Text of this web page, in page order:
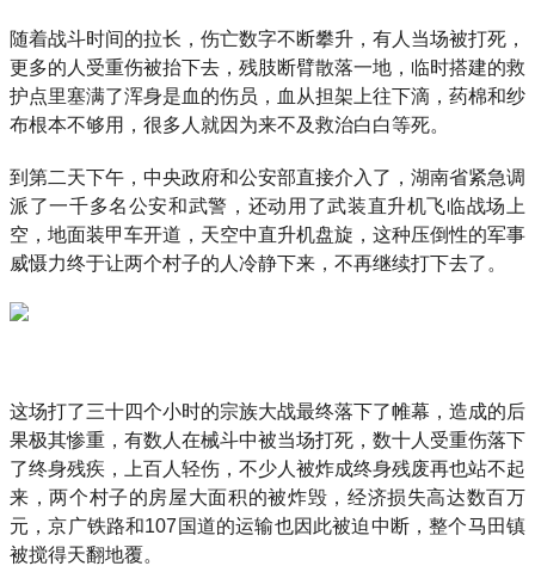
随着战斗时间的拉长，伤亡数字不断攀升，有人当场被打死，
更多的人受重伤被抬下去，残肢断臂散落一地，临时搭建的救
护点里塞满了浑身是血的伤员，血从担架上往下滴，药棉和纱
布根本不够用，很多人就因为来不及救治白白等死。
到第二天下午，中央政府和公安部直接介入了，湖南省紧急调
派了一千多名公安和武警，还动用了武装直升机飞临战场上
空，地面装甲车开道，天空中直升机盘旋，这种压倒性的军事
威慑力终于让两个村子的人冷静下来，不再继续打下去了。
这场打了三十四个小时的宗族大战最终落下了帷幕，造成的后
果极其惨重，有数人在械斗中被当场打死，数十人受重伤落下
了终身残疾，上百人轻伤，不少人被炸成终身残废再也站不起
来，两个村子的房屋大面积的被炸毁，经济损失高达数百万
元，京广铁路和107国道的运输也因此被迫中断，整个马田镇
被搅得天翻地覆。